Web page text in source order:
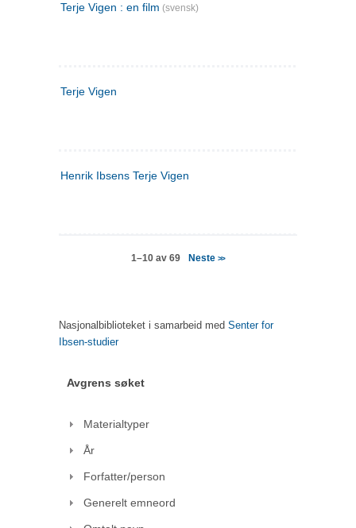
Terje Vigen : en film (svensk)
Terje Vigen
Henrik Ibsens Terje Vigen
1–10 av 69 Neste>>
Nasjonalbiblioteket i samarbeid med Senter for
Ibsen-studier
Avgrens søket
Materialtyper
År
Forfatter/person
Generelt emneord